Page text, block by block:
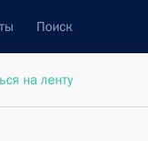
Поиск
на ленту